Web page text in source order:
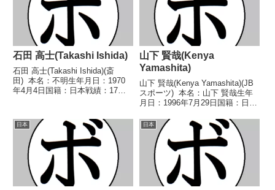
石田 高士(Takashi Ishida)
石田 高士(Takashi Ishida)(斎
田) 本名：不明生年月日：1970
年4月4日国籍：日本戦績：17戦
判定 0-3(37-38、37-38、37...
山下 賢哉(Kenya
Yamashita)
山下 賢哉(Kenya Yamashita)(JB
スポーツ) 本名：山下 賢哉生年
月日：1996年7月29日国籍：日本
得タイトル】2014年度全日本フ
ライ級新人王初代日本スーパーフ
ライ級ユース王座...
日本 日本